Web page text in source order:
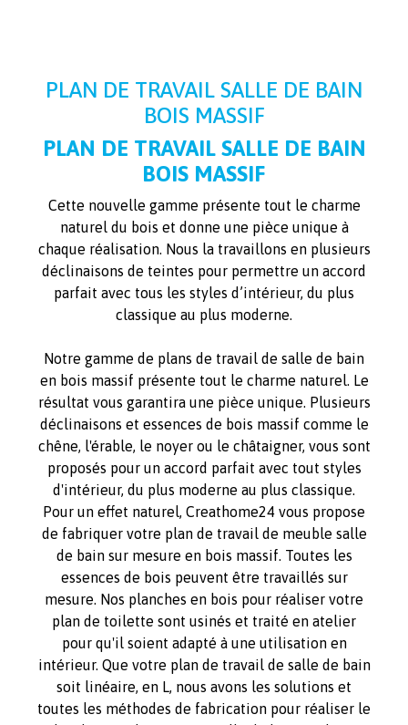
PLAN DE TRAVAIL SALLE DE BAIN
BOIS MASSIF
PLAN DE TRAVAIL SALLE DE BAIN
BOIS MASSIF
Cette nouvelle gamme présente tout le charme
naturel du bois et donne une pièce unique à
chaque réalisation. Nous la travaillons en plusieurs
déclinaisons de teintes pour permettre un accord
parfait avec tous les styles d’intérieur, du plus
classique au plus moderne.
Notre gamme de plans de travail de salle de bain
en bois massif présente tout le charme naturel. Le
résultat vous garantira une pièce unique. Plusieurs
déclinaisons et essences de bois massif comme le
chêne, l'érable, le noyer ou le châtaigner, vous sont
proposés pour un accord parfait avec tout styles
d'intérieur, du plus moderne au plus classique.
Pour un effet naturel, Creathome24 vous propose
de fabriquer votre plan de travail de meuble salle
de bain sur mesure en bois massif. Toutes les
essences de bois peuvent être travaillés sur
mesure. Nos planches en bois pour réaliser votre
plan de toilette sont usinés et traité en atelier
pour qu'il soient adapté à une utilisation en
intérieur. Que votre plan de travail de salle de bain
soit linéaire, en L, nous avons les solutions et
toutes les méthodes de fabrication pour réaliser le